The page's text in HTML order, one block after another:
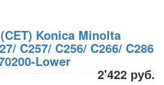
Konica Minolta
C257/ C256/ C266/ C286
Lower
2'422 руб.